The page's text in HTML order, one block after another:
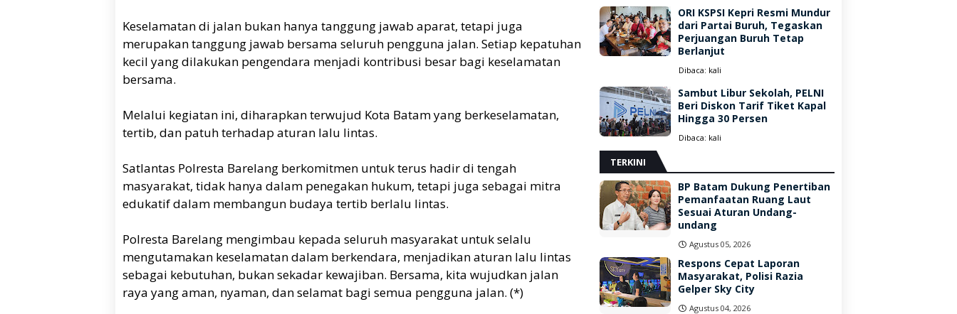
Keselamatan di jalan bukan hanya tanggung jawab aparat, tetapi juga
merupakan tanggung jawab bersama seluruh pengguna jalan. Setiap kepatuhan
kecil yang dilakukan pengendara menjadi kontribusi besar bagi keselamatan
bersama.
Melalui kegiatan ini, diharapkan terwujud Kota Batam yang berkeselamatan,
tertib, dan patuh terhadap aturan lalu lintas.
Satlantas Polresta Barelang berkomitmen untuk terus hadir di tengah
masyarakat, tidak hanya dalam penegakan hukum, tetapi juga sebagai mitra
edukatif dalam membangun budaya tertib berlalu lintas.
Polresta Barelang mengimbau kepada seluruh masyarakat untuk selalu
mengutamakan keselamatan dalam berkendara, menjadikan aturan lalu lintas
sebagai kebutuhan, bukan sekadar kewajiban. Bersama, kita wujudkan jalan
raya yang aman, nyaman, dan selamat bagi semua pengguna jalan. (*)
ORI KSPSI Kepri Resmi Mundur
dari Partai Buruh, Tegaskan
Perjuangan Buruh Tetap
Berlanjut
Dibaca: kali
Sambut Libur Sekolah, PELNI
Beri Diskon Tarif Tiket Kapal
Hingga 30 Persen
Dibaca: kali
TERKINI
BP Batam Dukung Penertiban
Pemanfaatan Ruang Laut
Sesuai Aturan Undang-
undang
Agustus 05, 2026
Respons Cepat Laporan
Masyarakat, Polisi Razia
Gelper Sky City
Agustus 04, 2026